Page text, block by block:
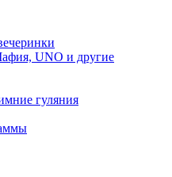
UNO и другие
гуляния